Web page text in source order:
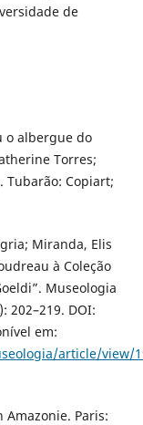
de
o albergue do
Torres;
Tubarão: Copiart;
Miranda, Elis
à Coleção
Museologia
202–219. DOI:
em:
article/view/
Amazonie. Paris: